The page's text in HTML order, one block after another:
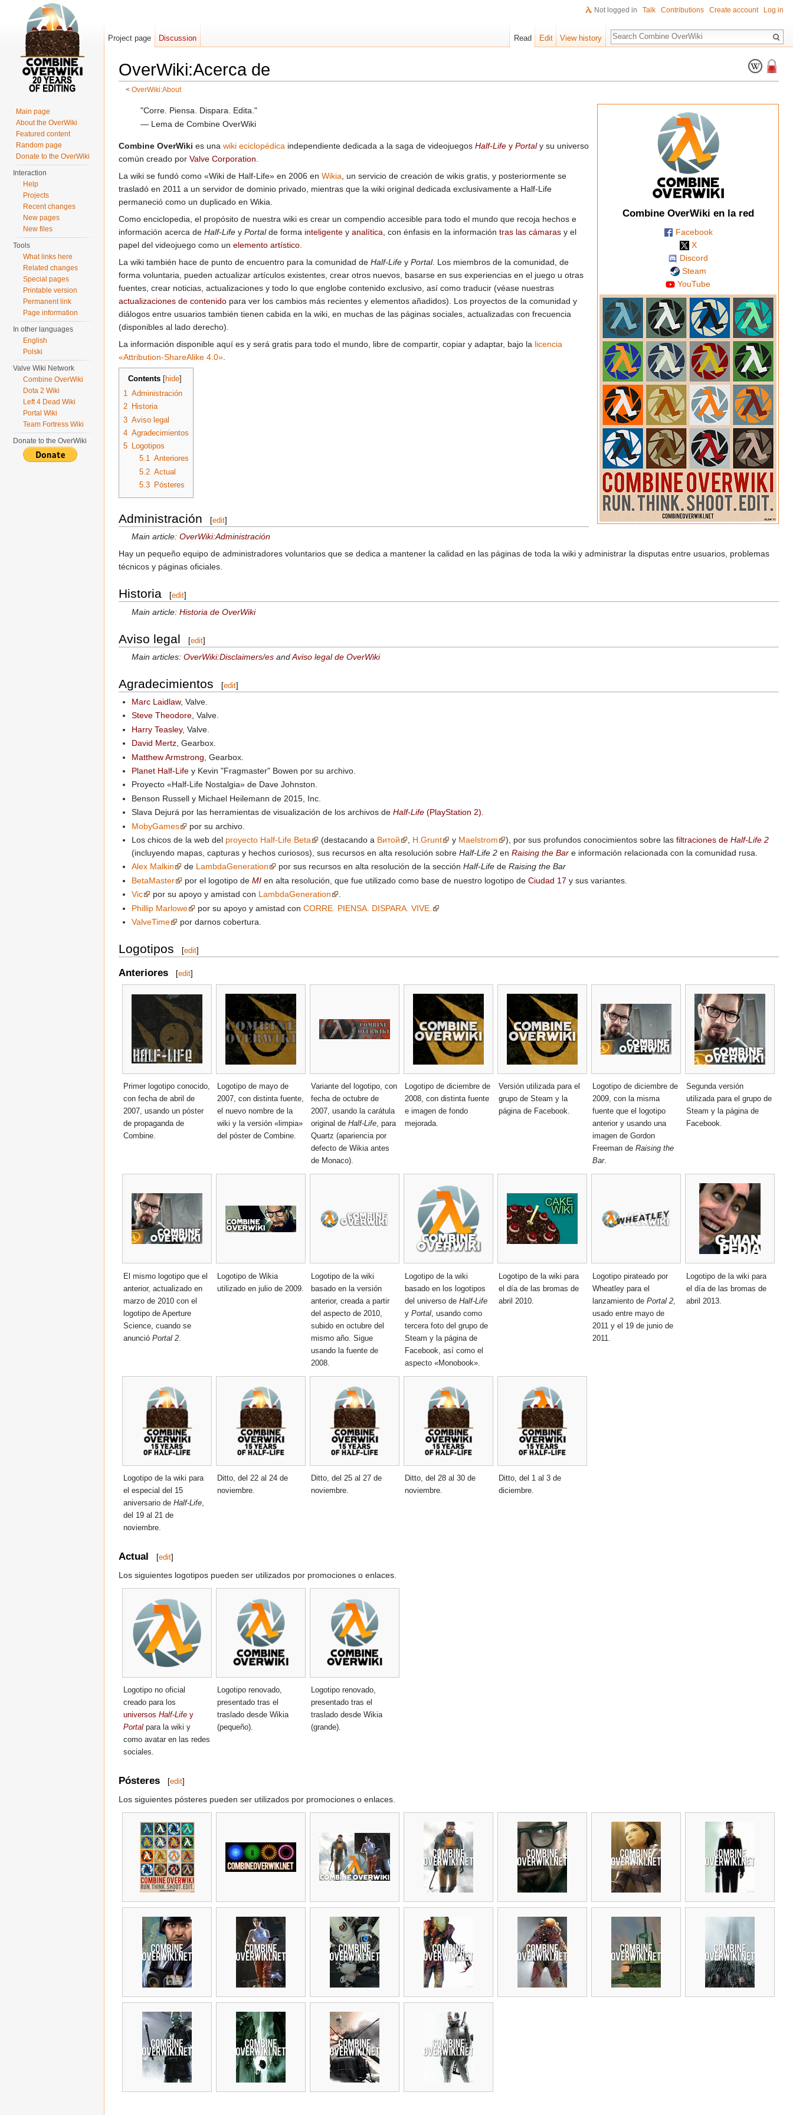
OverWiki:Acerca de
< OverWiki:About
Combine OverWiki en la red
Facebook
X
Discord
Steam
YouTube
"Corre. Piensa. Dispara. Edita."
— Lema de Combine OverWiki
Combine OverWiki es una wiki eciclopédica independiente dedicada a la saga de videojuegos Half-Life y Portaly su universo
común creado por Valve Corporation
La wiki se fundó como «Wiki de Half-Life» en 2006 en Wikia , un servicio de creación de wikis gratis, y posteriormente se
trasladó en 2011 a un servidor de dominio privado, mientras que la wiki original dedicada exclusivamente a Half-Life
permaneció como un duplicado en Wikia.
Como enciclopedia, el propósito de nuestra wiki es crear un compendio accesible para todo el mundo que recoja hechos e
información acerca de Half-Life y Portalde forma inteligente y analítica , con énfasis en la información tras las cámaras y el
papel del videojuego como un elemento artístico
La wiki también hace de punto de encuentro para la comunidad de Half-Life y Portal. Los miembros de la comunidad, de
forma voluntaria, pueden actualizar artículos existentes, crear otros nuevos, basarse en sus experiencias en el juego u otras
fuentes, crear noticias, actualizaciones y todo lo que englobe contenido exclusivo, así como traducir (véase nuestras
actualizaciones de contenido para ver los cambios más recientes y elementos añadidos). Los proyectos de la comunidad y
diálogos entre usuarios también tienen cabida en la wiki, en muchas de las páginas sociales, actualizadas con frecuencia
(disponibles al lado derecho).
La información disponible aquí es y será gratis para todo el mundo, libre de compartir, copiar y adaptar, bajo la licencia
«Attribution-ShareAlike 4.0»
Contents hide
1 Administración
2 Historia
3 Aviso legal
4 Agradecimientos
5 Logotipos
5.1 Anteriores
5.2 Actual
5.3
Pósteres
Administración [edit]
Main article:OverWiki:Administración
Hay un pequeño equipo de administradores voluntarios que se dedica a mantener la calidad en las páginas de toda la wiki y administrar la disputas entre usuarios, problemas
técnicos y páginas oficiales.
Historia [edit]
Main article:Historia de OverWiki
Aviso legal [edit]
Main articles:OverWiki:Disclaimers/es andAviso legal de OverWiki
Agradecimientos [edit]
Marc Laidlaw, Valve.
Steve Theodore, Valve.
Harry Teasley, Valve.
David Mertz, Gearbox.
Matthew Armstrong , Gearbox.
Planet Half-Life y Kevin "Fragmaster" Bowen por su archivo.
Proyecto «Half-Life Nostalgia» de Dave Johnston.
Benson Russell y Michael Heilemann de 2015, Inc.
Slava Dejurá por las herramientas de visualización de los archivos deHalf-Life (PlayStation 2)
MobyGames
por su archivo.
Los chicos de la web del proyecto Half-Life Beta (destacando a Витой H.Grunt y Maelstrom ), por sus profundos conocimientos sobre lasfiltraciones deHalf-Life 2
(incluyendo mapas, capturas y hechos curiosos), sus recursos en alta resolución sobreHalf-Life 2 enRaising the Bar e información relacionada con la comunidad rusa.
Alex Malkin
de LambdaGeneration por sus recursos en alta resolución de la secciónHalf-Life deRaising the Bar
BetaMaster
por el logotipo deMI en alta resolución, que fue utilizado como base de nuestro logotipo deCiudad 17 y sus variantes.
Vic
por su apoyo y amistad con LambdaGeneration
Phillip Marlowe
por su apoyo y amistad conCORRE. PIENSA. DISPARA. VIVE.
ValveTime
por darnos cobertura.
Logotipos [edit]
Anteriores [edit]
Primer logotipo conocido,
con fecha de abril de
2007, usando un póster
de propaganda de
Combine.
Logotipo de mayo de
2007, con distinta fuente,
el nuevo nombre de la
wiki y la versión «limpia»
del póster de Combine.
Variante del logotipo, con
fecha de octubre de
2007, usando la carátula
original de Half-Life, para
Quartz (apariencia por
defecto de Wikia antes
de Monaco).
Logotipo de diciembre de
2008, con distinta fuente
e imagen de fondo
mejorada.
Versión utilizada para el
grupo de Steam y la
página de Facebook.
Logotipo de diciembre de
2009, con la misma
fuente que el logotipo
anterior y usando una
imagen de Gordon
Freeman de Raising the
Bar.
Segunda versión
utilizada para el grupo de
Steam y la página de
Facebook.
El mismo logotipo que el
anterior, actualizado en
marzo de 2010 con el
logotipo de Aperture
Science, cuando se
anunció Portal 2
Logotipo de Wikia
utilizado en julio de 2009.
Logotipo de la wiki
basado en la versión
anterior, creada a partir
del aspecto de 2010,
subido en octubre del
mismo año. Sigue
usando la fuente de
2008.
Logotipo de la wiki
basado en los logotipos
del universo de Half-Life
y Portal , usando como
tercera foto del grupo de
Steam y la página de
Facebook, así como el
aspecto «Monobook».
Logotipo de la wiki para
el día de las bromas de
abril 2010.
Logotipo pirateado por
Wheatley para el
lanzamiento de Portal 2
usado entre mayo de
2011 y el 19 de junio de
2011.
Logotipo de la wiki para
el día de las bromas de
abril 2013.
Logotipo de la wiki para
el especial del 15
aniversario de Half-Life,
del 19 al 21 de
noviembre.
Ditto, del 22 al 24 de
noviembre.
Ditto, del 25 al 27 de
noviembre.
Ditto, del 28 al 30 de
noviembre.
Ditto, del 1 al 3 de
diciembre.
Actual [edit]
Los siguientes logotipos pueden ser utilizados por promociones o enlaces.
Logotipo no oficial
creado para los
universos Half-Life y
Portal para la wiki y
como avatar en las redes
sociales.
Logotipo renovado,
presentado tras el
traslado desde Wikia
(pequeño).
Logotipo renovado,
presentado tras el
traslado desde Wikia
(grande).
Pósteres [edit]
Los siguientes pósteres pueden ser utilizados por promociones o enlaces.
Not logged in Talk Contributions Create account Log in
Project page Discussion Read Edit View history
Search
Main page
About the OverWiki
Featured content
Random page
Donate to the OverWiki
Interaction
Help
Projects
Recent changes
New pages
New files
Tools
What links here
Related changes
Special pages
Printable version
Permanent link
Page information
In other languages
English
Polski
Valve Wiki Network
Combine OverWiki
Dota 2 Wiki
Left 4 Dead Wiki
Portal Wiki
Team Fortress Wiki
Donate to the OverWiki